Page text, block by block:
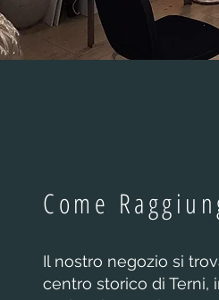
Come
Il nostro negozio si
centro storico di Terni,